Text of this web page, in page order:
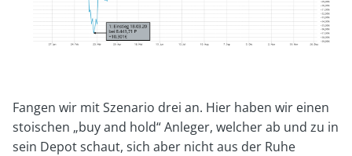
Fangen wir mit Szenario drei an. Hier haben wir einen
stoischen „buy and hold“ Anleger, welcher ab und zu in
sein Depot schaut, sich aber nicht aus der Ruhe